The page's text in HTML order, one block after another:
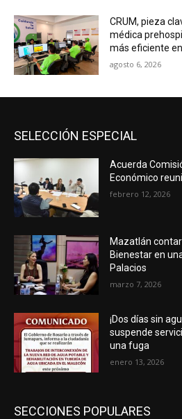
CRUM, pieza
médica
más eficiente
agosto 6, 2026
SELECCIÓN ESPECIAL
Acuerda
Económico
febrero 12, 2026
Mazatlán
Bienestar en
Palacios
marzo 7, 2026
¡Dos días sin
suspende
una fuga
enero 13, 2026
SECCIONES POPULARES